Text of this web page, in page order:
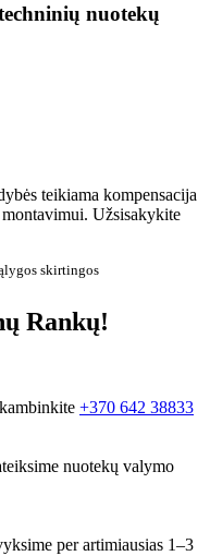
nuotekų
teikiama kompensacija
Užsisakykite
skirtingos
Rankų!
+370 642 38833
nuotekų valymo
per artimiausias 1–3